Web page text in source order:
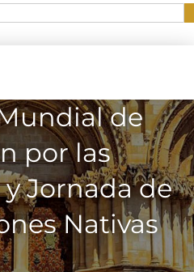
de
por las
Jornada de
Nativas